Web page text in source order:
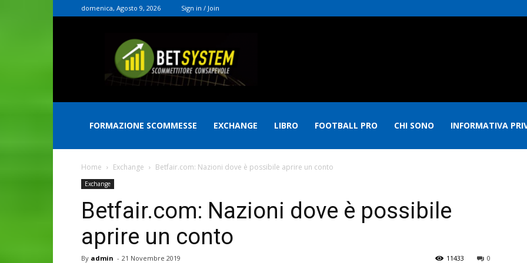
domenica, Agosto 9, 2026 Sign in / Join
Christian
Rocconi
FORMAZIONE SCOMMESSE EXCHANGE LIBRO FOOTBALL PRO CHI SONO INFORMATIVA
Home Exchange Betfair.com: Nazioni dove è possibile aprire un conto
Exchange
Betfair.com: Nazioni dove è possibile
aprire un conto
By admin - 21 Novembre 2019 0
11433